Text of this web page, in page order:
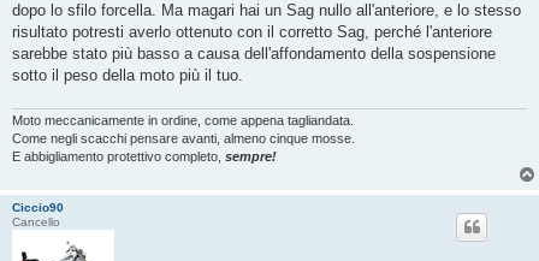
dopo lo sfilo forcella. Ma magari hai un Sag nullo all'anteriore, e lo stesso
risultato potresti averlo ottenuto con il corretto Sag, perché l'anteriore
sarebbe stato più basso a causa dell'affondamento della sospensione
sotto il peso della moto più il tuo.
Moto meccanicamente in ordine, come appena tagliandata.
Come negli scacchi pensare avanti, almeno cinque mosse.
E abbigliamento protettivo completo, sempre!
Ciccio90
Cancello